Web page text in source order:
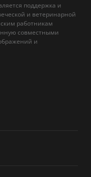
поддержка и
и ветеринарной
работникам
совместными
и